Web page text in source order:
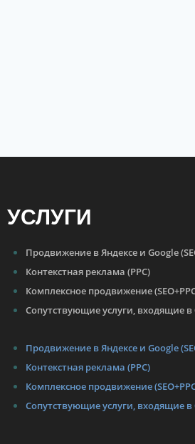
УСЛУГИ
Продвижение в Яндексе и Google
Контекстная реклама (PPC)
Комплексное продвижение
Сопутствующие услуги, входящие
Продвижение в Яндексе и Google
Контекстная реклама (PPC)
Комплексное продвижение
Сопутствующие услуги, входящие